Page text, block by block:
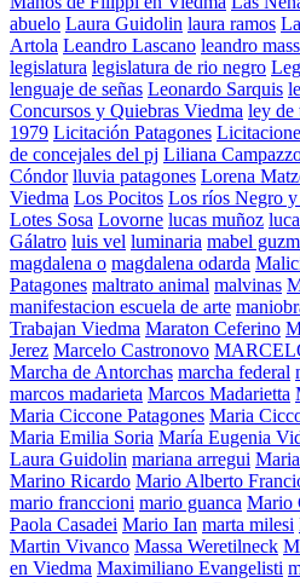
abuelo Laura Guidolin laura ramos
Artola Leandro Lascano leandro
legislatura legislatura de rio negro
lenguaje de señas Leonardo Sarquis
Concursos y Quiebras Viedma ley de
1979 Licitación Patagones
de concejales del pj Liliana
Cóndor lluvia patagones Lorena
Viedma Los Pocitos Los ríos Negro y
Lotes Sosa Lovorne lucas muñoz
Gálatro luis vel luminaria mabel
magdalena o magdalena odarda
Patagones maltrato animal malvinas
manifestacion escuela de arte
Trabajan Viedma Maraton Ceferino
Jerez Marcelo Castronovo
Marcha de Antorchas marcha federal
marcos madarieta Marcos Madarietta
Maria Ciccone Patagones Maria
Maria Emilia Soria María Eugenia
Laura Guidolin mariana arregui
Marino Ricardo Mario Alberto
mario franccioni mario guanca Mario
Paola Casadei Mario Ian marta milesi
Martin Vivanco Massa Weretilneck
en Viedma Maximiliano Evangelisti